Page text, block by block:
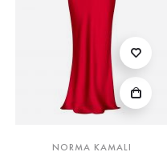
NORMA KAMALI